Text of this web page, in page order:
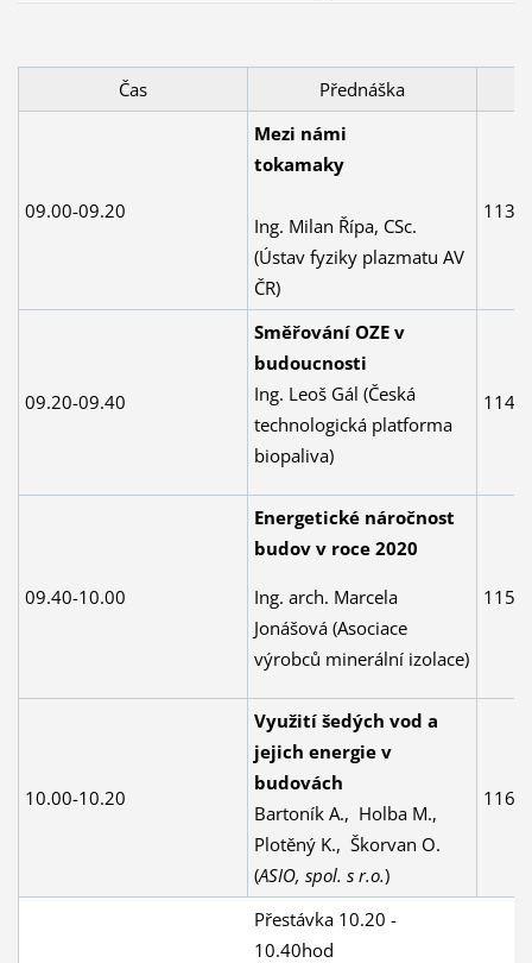
Čas Přednáška
09.00-09.20
Mezi námi
tokamaky
Ing. Milan Řípa, CSc.
(Ústav fyziky plazmatu AV
ČR)
113
09.20-09.40
Směřování OZE v
budoucnosti
Ing. Leoš Gál (Česká
technologická platforma
biopaliva)
114
09.40-10.00
Energetické náročnost
budov v roce 2020
Ing. arch. Marcela
Jonášová (Asociace
výrobců minerální izolace)
115
10.00-10.20
Využití šedých vod a
jejich energie v
budovách
Bartoník A., Holba M.,
Plotěný K., Škorvan O.
(ASIO, spol. s r.o.)
116
Přestávka 10.20 -
10.40hod